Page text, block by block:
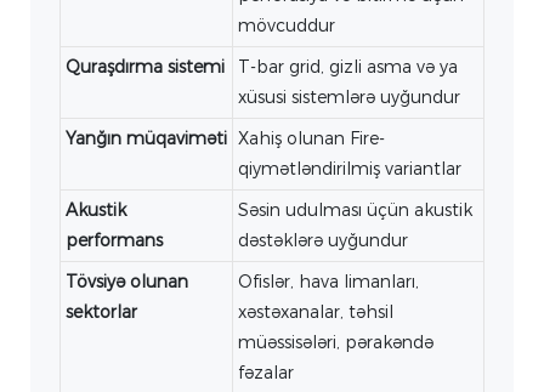
mövcuddur
Quraşdırma sistemi
T-bar grid, gizli asma və ya
xüsusi sistemlərə uyğundur
Yanğın müqaviməti Xahiş olunan Fire-
qiymətləndirilmiş variantlar
Akustik
performans
Səsin udulması üçün akustik
dəstəklərə uyğundur
Tövsiyə olunan
sektorlar
Ofislər, hava limanları,
xəstəxanalar, təhsil
müəssisələri, pərakəndə
fəzalar